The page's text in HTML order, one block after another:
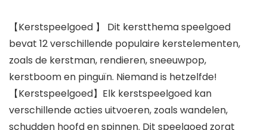
【Kerstspeelgoed 】 Dit kerstthema speelgoed
bevat 12 verschillende populaire kerstelementen,
zoals de kerstman, rendieren, sneeuwpop,
kerstboom en pinguïn. Niemand is hetzelfde!
【Kerstspeelgoed】Elk kerstspeelgoed kan
verschillende acties uitvoeren, zoals wandelen,
schudden hoofd en spinnen. Dit speelgoed zorgt